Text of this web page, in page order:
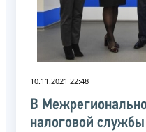
10.11.2021 22:48
В
налоговой